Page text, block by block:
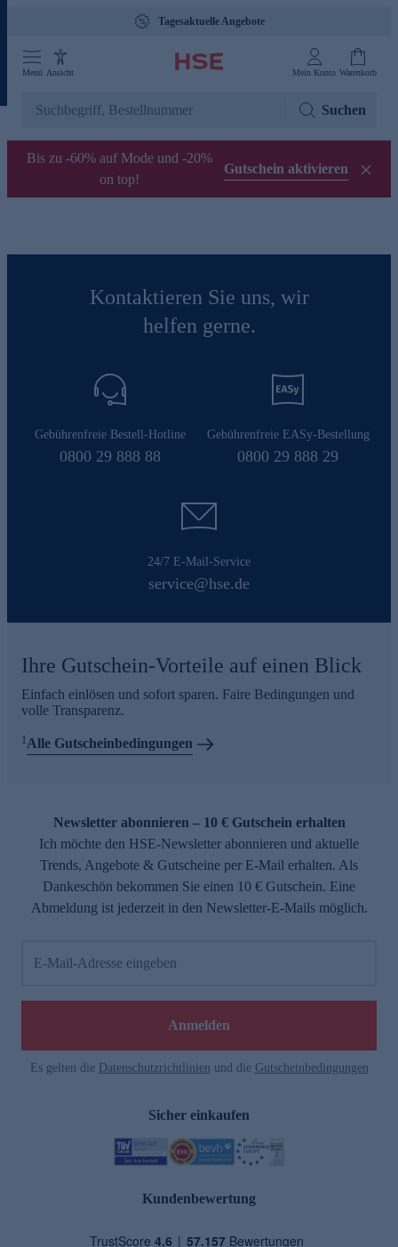
Tagesaktuelle Angebote
Menü Ansicht Mein Konto Warenkorb
Suchen
Bis zu -60% auf Mode und -20%
on top!
Gutschein aktivieren
Kontaktieren Sie uns, wir
helfen gerne.
Gebührenfreie Bestell-Hotline
0800 29 888 88
Gebührenfreie EASy-Bestellung
0800 29 888 29
24/7 E-Mail-Service
service@hse.de
Ihre Gutschein-Vorteile auf einen Blick
Einfach einlösen und sofort sparen. Faire Bedingungen und
volle Transparenz.
1Alle Gutscheinbedingungen
Newsletter abonnieren – 10 € Gutschein erhalten
Ich möchte den HSE-Newsletter abonnieren und aktuelle
Trends, Angebote & Gutscheine per E-Mail erhalten. Als
Dankeschön bekommen Sie einen 10 € Gutschein. Eine
Abmeldung ist jederzeit in den Newsletter-E-Mails möglich.
E-Mail-Adresse eingeben
Anmelden
Es gelten die Datenschutzrichtlinien und die Gutscheinbedingungen
Sicher einkaufen
Kundenbewertung